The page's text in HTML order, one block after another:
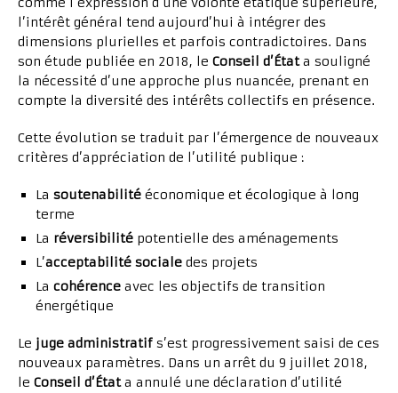
l’intérêt général tend aujourd’hui à intégrer des
dimensions plurielles et parfois contradictoires. Dans
son étude publiée en 2018, le Conseil d’Étata souligné
la nécessité d’une approche plus nuancée, prenant en
compte la diversité des intérêts collectifs en présence.
Cette évolution se traduit par l’émergence de nouveaux
critères d’appréciation de l’utilité publique :
La soutenabilité économique et écologique à long
terme
La réversibilité potentielle des aménagements
L’acceptabilité sociale des projets
La cohérence avec les objectifs de transition
énergétique
Le juge administratif s’est progressivement saisi de ces
nouveaux paramètres. Dans un arrêt du 9 juillet 2018,
le Conseil d’Étata annulé une déclaration d’utilité